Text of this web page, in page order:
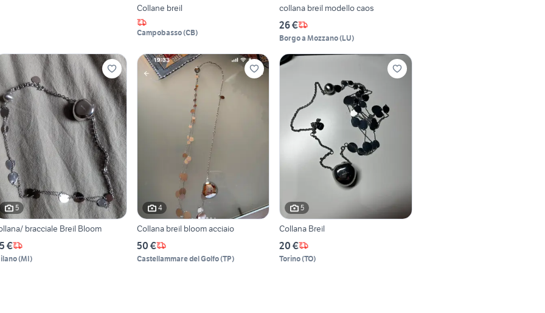
Collane breil
Campobasso(CB)
collana breil modello caos
26 €
Borgo a Mozzano(LU)
5
bracciale Breil Bloom
€
(MI)
4
Collana breil bloom acciaio
50 €
Castellammare del Golfo(TP)
5
Collana Breil
20 €
Torino(TO)